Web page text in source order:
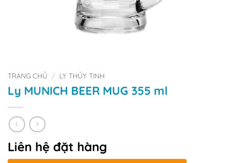
TRANG CHỦ / LY THỦY TINH
Ly MUNICH BEER MUG 355 ml
Liên hệ đặt hàng